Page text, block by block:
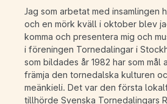
Jag som arbetat med insamlingen
och en mörk kväll i oktober blev
komma och presentera mig och
i föreningen Tornedalingar i
som bildades år 1982 har som mål
främja den tornedalska kulturen
meänkieli. Det var den första
tillhörde Svenska Tornedalingars